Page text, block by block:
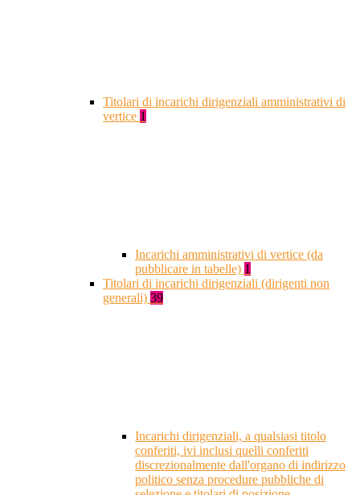
Titolari di incarichi dirigenziali amministrativi di
vertice 1
Incarichi amministrativi di vertice (da
pubblicare in tabelle) 1
Titolari di incarichi dirigenziali (dirigenti non
generali) 39
Incarichi dirigenziali, a qualsiasi titolo
conferiti, ivi inclusi quelli conferiti
discrezionalmente dall'organo di indirizzo
politico senza procedure pubbliche di